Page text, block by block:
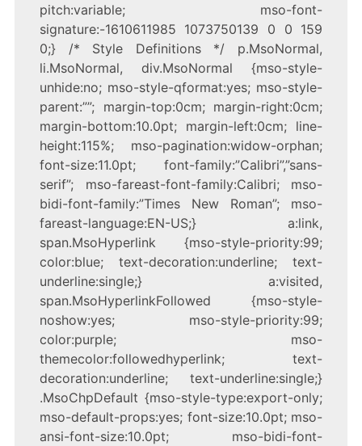
pitch:variable; mso-font-
signature:-1610611985 1073750139 0 0 159
0;} /* Style Definitions */ p.MsoNormal,
li.MsoNormal, div.MsoNormal {mso-style-
unhide:no; mso-style-qformat:yes; mso-style-
parent:””; margin-top:0cm; margin-right:0cm;
margin-bottom:10.0pt; margin-left:0cm; line-
height:115%; mso-pagination:widow-orphan;
font-size:11.0pt; font-family:”Calibri”,”sans-
serif”; mso-fareast-font-family:Calibri; mso-
bidi-font-family:”Times New Roman”; mso-
fareast-language:EN-US;} a:link,
span.MsoHyperlink {mso-style-priority:99;
color:blue; text-decoration:underline; text-
underline:single;} a:visited,
span.MsoHyperlinkFollowed {mso-style-
noshow:yes; mso-style-priority:99;
color:purple; mso-
themecolor:followedhyperlink; text-
decoration:underline; text-underline:single;}
.MsoChpDefault {mso-style-type:export-only;
mso-default-props:yes; font-size:10.0pt; mso-
ansi-font-size:10.0pt; mso-bidi-font-